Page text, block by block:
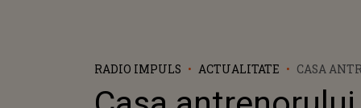
RADIO IMPULS ACTUALITATE
CASA
FLĂCĂRI